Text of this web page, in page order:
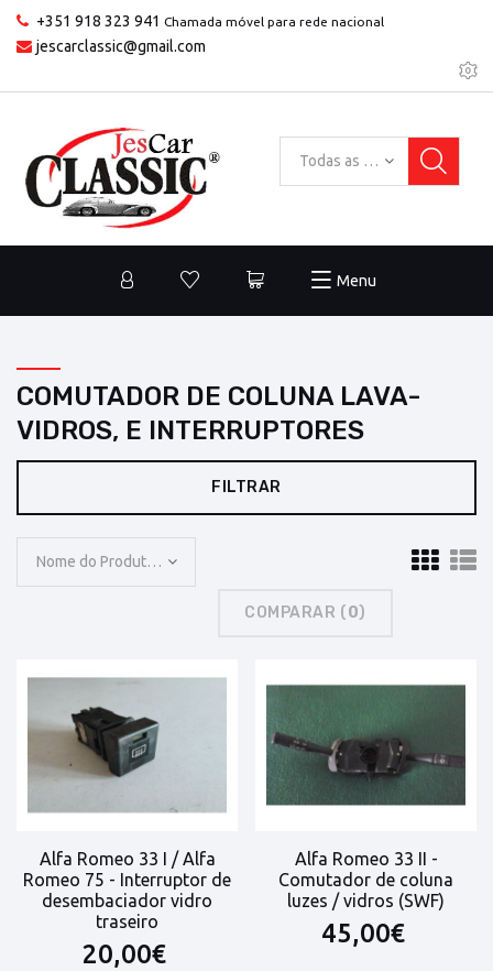
+351 918 323 941 Chamada móvel para rede nacional
jescarclassic@gmail.com
Todas as categorias
Menu
COMUTADOR DE COLUNA LAVA-
VIDROS, E INTERRUPTORES
FILTRAR
Nome do Produto: A a Z
COMPARAR (0)
Alfa Romeo 33 I / Alfa
Romeo 75 - Interruptor de
desembaciador vidro
traseiro
20,00€
Alfa Romeo 33 II -
Comutador de coluna
luzes / vidros (SWF)
45,00€